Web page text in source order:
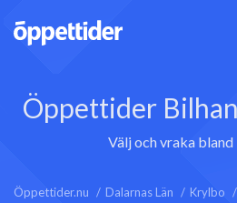
Öppettider
Välj och vraka
Öppettider.nu Dalarnas Län Krylbo